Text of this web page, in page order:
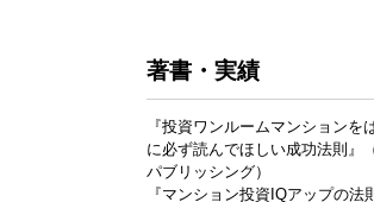
著書・実績
『投資ワンルームマンションを
に必ず読んでほしい成功法則』
パブリッシング）
『マンション投資IQアップの法